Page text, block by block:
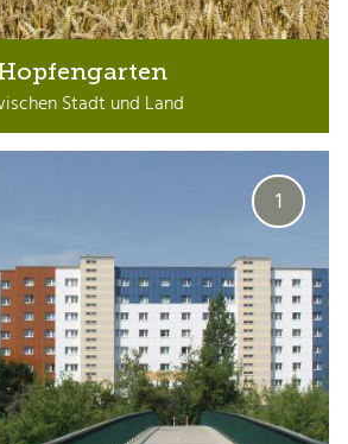
Stadt und Land
1